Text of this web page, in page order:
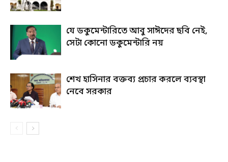
যে ডকুমেন্টারিতে আবু সাঈদের ছবি নেই,
সেটা কোনো ডকুমেন্টারি নয়
শেখ হাসিনার বক্তব্য প্রচার করলে ব্যবস্থা
নেবে সরকার